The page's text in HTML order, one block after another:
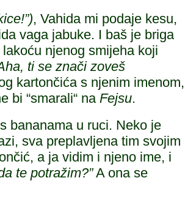
, Vahida mi podaje kesu,
vaga jabuke. I baš je briga
njenog smijeha koji
ti se znači zoveš
kartončića s njenim imenom,
bi “smarali“ na Fejsu.
bananama u ruci. Neko je
sva preplavljena tim svojim
a ja vidim i njeno ime, i
te potražim?”A ona se